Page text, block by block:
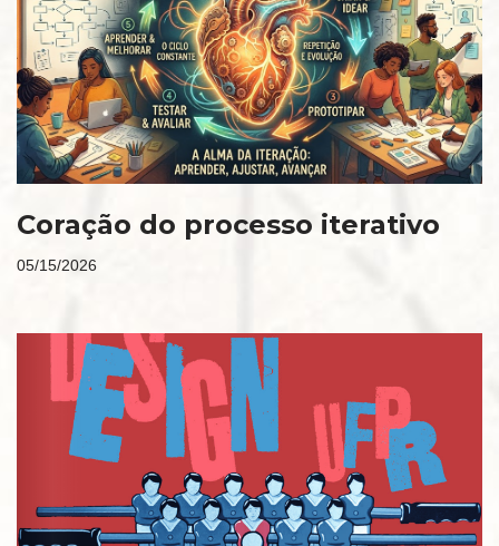
Coração do processo iterativo
05/15/2026